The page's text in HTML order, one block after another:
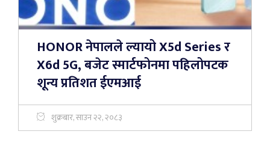
HONOR नेपालले ल्यायो X5d Series र
X6d 5G, बजेट स्मार्टफोनमा पहिलोपटक
शून्य प्रतिशत ईएमआई
शुक्रबार, साउन २२, २०८३